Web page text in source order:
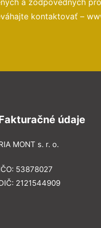
kontaktovať –
údaje
MONT s. r. o.
53878027
2121544909